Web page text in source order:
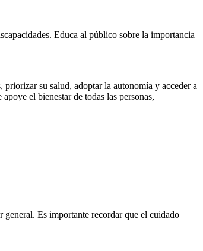
Educa al público sobre la importancia
su salud, adoptar la autonomía y acceder a
el bienestar de todas las personas,
general. Es importante recordar que el cuidado